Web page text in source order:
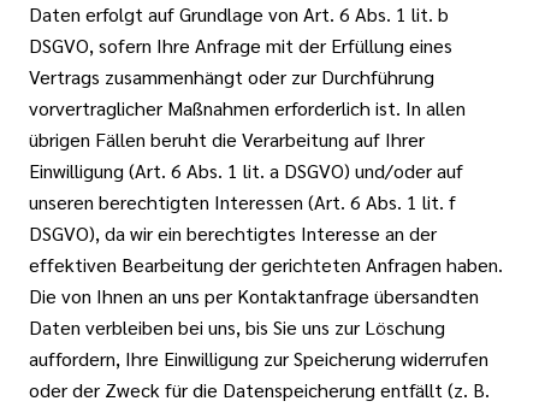
Daten erfolgt auf Grundlage von Art. 6 Abs. 1 lit. b
DSGVO, sofern Ihre Anfrage mit der Erfüllung eines
Vertrags zusammenhängt oder zur Durchführung
vorvertraglicher Maßnahmen erforderlich ist. In allen
übrigen Fällen beruht die Verarbeitung auf Ihrer
Einwilligung (Art. 6 Abs. 1 lit. a DSGVO) und/oder auf
unseren berechtigten Interessen (Art. 6 Abs. 1 lit. f
DSGVO), da wir ein berechtigtes Interesse an der
effektiven Bearbeitung der gerichteten Anfragen haben.
Die von Ihnen an uns per Kontaktanfrage übersandten
Daten verbleiben bei uns, bis Sie uns zur Löschung
auffordern, Ihre Einwilligung zur Speicherung widerrufen
oder der Zweck für die Datenspeicherung entfällt (z. B.